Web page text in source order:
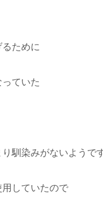
ために
ていた
馴染みがないようで
していたので